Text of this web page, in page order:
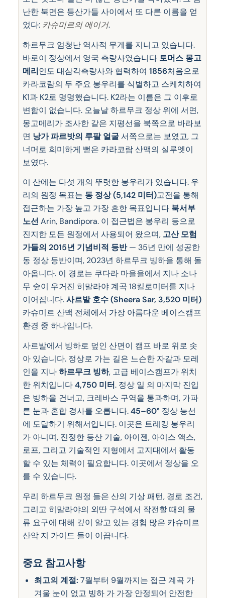
난한 북면은 등산가들 사이에서 또 다른 이름을 얻
었다: 카슈미르의 에이거.
하르무크 엄청난 역사적 무게를 지니고 있습니다.
바로이 정상에서 영국 측량사였습니다 토머스 몽고
메리인도 대삼각측량사와 협력하여 1856처음으로
카라코람의 두 주요 봉우리를 식별하고 스케치하여
K1과 K2로 명명했습니다. K2라는 이름은 그 이후로
변함이 없습니다. 오늘날 하르무크 정상 위에 서면,
몽고메리가 조사한 같은 지평선을 북쪽으로 바라보
면 낭가 파르밧의 루팔 얼굴서쪽으로는 보였고, 그
너머로 희미하게 뻗은 카라코람 산맥의 실루엣이
보였다.
이 산에는 다섯 개의 뚜렷한 봉우리가 있습니다. 우
리의 원정 목표는 동 정상 (5,142 미터)고전을 통해
접근하는 가장 높고 가장 흔한 목표입니다 북서부
노선 Arin, Bandipora. 이 접근법은 봉우리 등으로
진지한 모든 원정에서 사용되어 왔으며, 고산 모험
가들의 2015년 기념비적 등반— 35년 만에 성공한
동 정상 등반이며, 2023년 하르무크 빙하을 통해 돌
아옵니다. 이 경로는 쿠다라 마을을에서 지나 소나
무 숲이 우거진 히말라야 계곡 18킬로미터를 지나
이어집니다.사르발 호수 (Sheera Sar, 3,520 미터)
카슈미르 산맥 전체에서 가장 아름다운 베이스캠프
환경 중 하나입니다.
사르발에서 빙하로 덮인 산면이 캠프 바로 위로 솟
아 있습니다. 정상로 가는 길은 느슨한 자갈과 모레
인을 지나하르무크 빙하, 고급 베이스캠프가 위치
한 위치입니다4,750 미터. 정상 일 의 마지막 진입
은 빙하을 건너고, 크레바스 구역을 통과하며, 가파
른 눈과 혼합 경사를 오릅니다.45–60° 정상 능선
에 도달하기 위해서입니다. 이곳은 트레킹 봉우리
가 아니며, 진정한 등산 기술, 아이젠, 아이스 액스,
로프, 그리고 기술적인 지형에서 고지대에서 활동
할 수 있는 체력이 필요합니다. 이곳에서 정상을 오
를 수 있습니다.
우리 하르무크 원정 들은 산의 기상 패턴, 경로 조건,
그리고 히말라야의 외딴 구석에서 작전할 때의 물
류 요구에 대해 깊이 알고 있는 경험 많은 카슈미르
산악 지 가이드 들이 이끕니다.
중요 참고사항
최고의 계절: 7월부터 9월까지는 접근 계곡 가
겨울 눈이 없고 빙하 가 가장 안정되어 안전한